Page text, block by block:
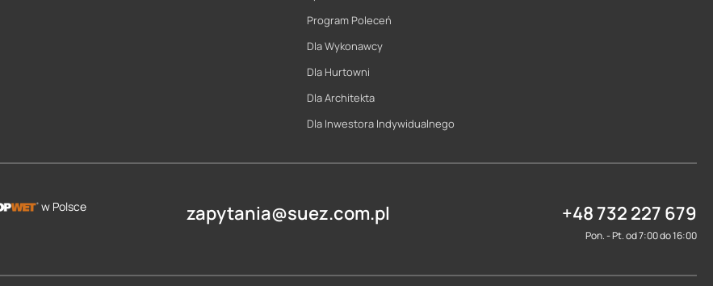
Program Poleceń
Dla Wykonawcy
Dla Hurtowni
Dla Architekta
Dla Inwestora Indywidualnego
w Polsce zapytania@suez.com.pl +48 732 227 679
Pon. - Pt. od 7:00 do 16:00